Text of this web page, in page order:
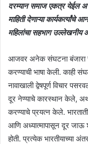
दरम्यान समाज एकत्र येईल
माहिती देणाऱ्या
महिलांचा सहभाग उल्लेखनीय
आजवर अनेक संघटना बंजारा
करण्याची भाषा केली. काही
नावाखाली द्वेषपूर्ण विचार
दूर नेण्याचे कारस्थान केले,
करण्याचे प्रयत्न केले.
आणि अध्यात्मापासून दूर जाऊ
होती. प्रत्येक भारतीयाच्या